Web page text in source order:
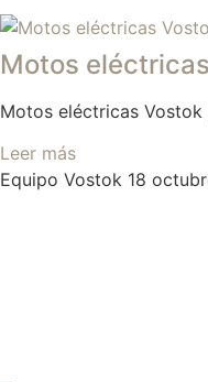
Motos
Motos eléctricas
Leer más
Equipo Vostok 18